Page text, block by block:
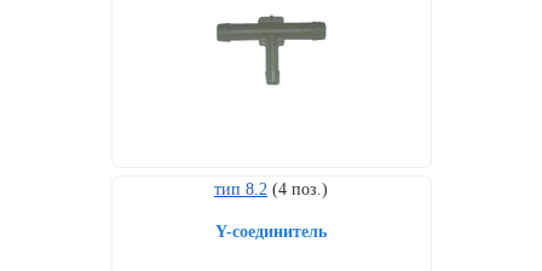
тип 8.2 (4 поз.)
Y-соединитель